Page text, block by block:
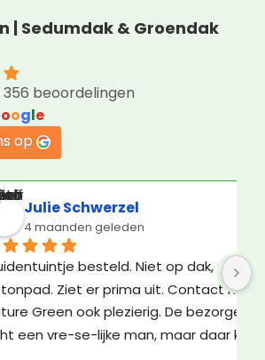
| Sedumdak & Groendak
beoordelingen
oogle
op
geleden
professioneel bedrijf, met
Klasse!